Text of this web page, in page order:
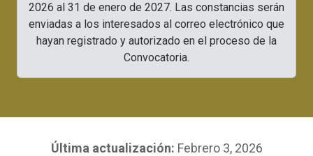
2026 al 31 de enero de 2027. Las constancias serán
enviadas a los interesados al correo electrónico que
hayan registrado y autorizado en el proceso de la
Convocatoria.
Última actualización: Febrero 3, 2026